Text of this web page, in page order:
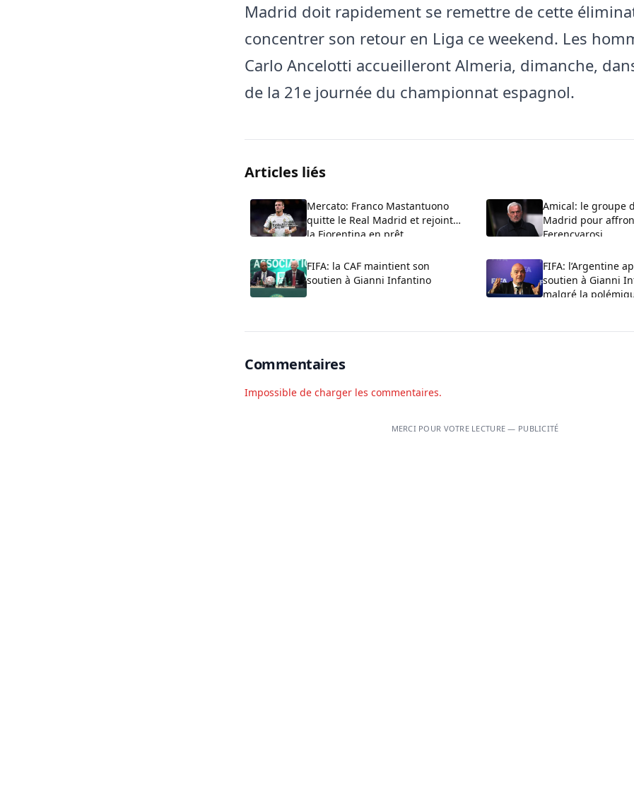
Madrid doit rapidement se remettre de cette
concentrer son retour en Liga ce weekend. Les
Carlo Ancelotti accueilleront Almeria, dimanche,
de la 21e journée du championnat espagnol.
Articles liés
Mercato: Franco Mastantuono
quitte le Real Madrid et rejoint
la Fiorentina en prêt
Amical: le groupe
Madrid pour
Ferencvarosi
FIFA: la CAF maintient son
soutien à Gianni Infantino
FIFA: l’Argentine
soutien à Gianni
malgré la
Commentaires
Impossible de charger les commentaires.
MERCI POUR VOTRE LECTURE — PUBLICITÉ